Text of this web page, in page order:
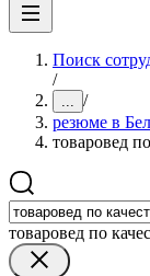
Поиск
/
... /
резюме в
товаровед
товаровед по